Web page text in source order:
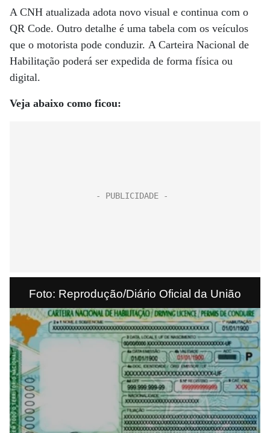
A CNH atualizada adota novo visual e continua com o
QR Code. Outro detalhe é uma tabela com os veículos
que o motorista pode conduzir. A Carteira Nacional de
Habilitação poderá ser expedida de forma física ou
digital.
Veja abaixo como ficou:
Foto: Reprodução/Diário Oficial da União